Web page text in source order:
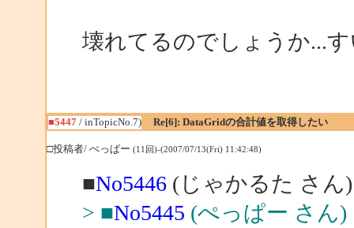
壊れてるのでしょうか...
■5447/ inTopicNo.7) Re[6]: DataGridの合計値を取得したい
□投稿者/ ぺっぱー (11回)-(2007/07/13(Fri) 11:42:48)
■No5446(じゃかるた さん
> ■No5445 (ぺっぱー さん)